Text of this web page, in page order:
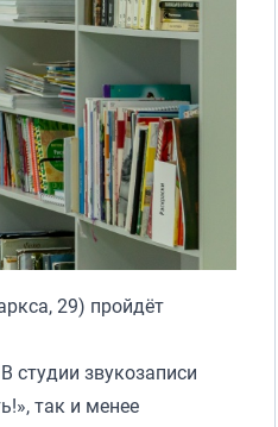
29) пройдёт
студии звукозаписи
так и менее